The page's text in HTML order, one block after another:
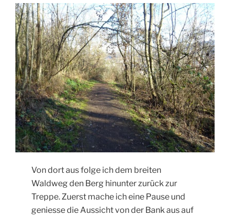
Von dort aus folge ich dem breiten
Waldweg den Berg hinunter zurück zur
Treppe. Zuerst mache ich eine Pause und
geniesse die Aussicht von der Bank aus auf